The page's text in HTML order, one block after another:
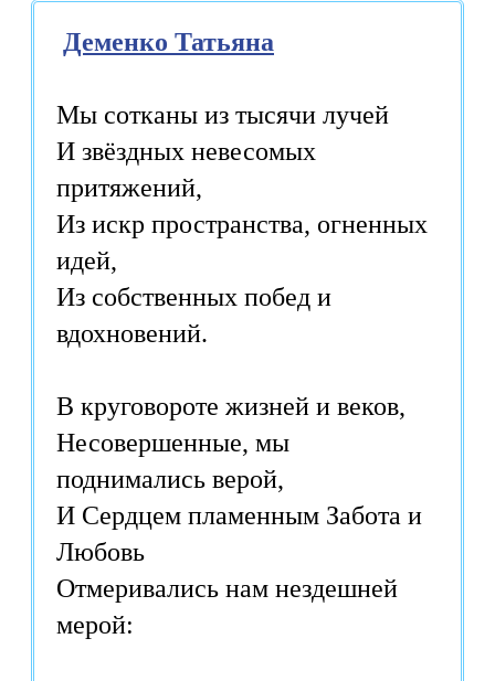
Деменко Татьяна
Мы сотканы из тысячи лучей
И звёздных невесомых
притяжений,
Из искр пространства, огненных
идей,
Из собственных побед и
вдохновений.
В круговороте жизней и веков,
Несовершенные, мы
поднимались верой,
И Сердцем пламенным Забота и
Любовь
Отмеривались нам нездешней
мерой: